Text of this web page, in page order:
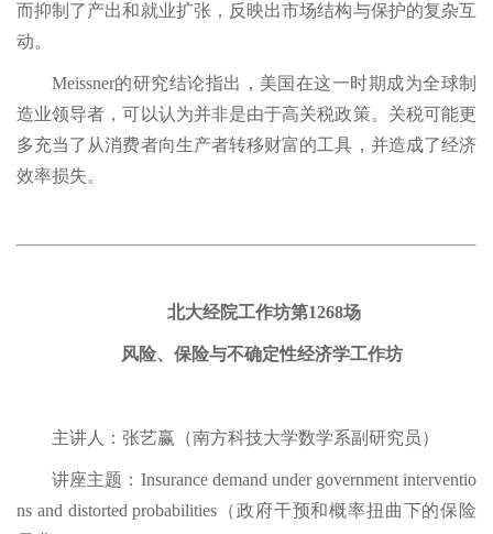
而抑制了产出和就业扩张，反映出市场结构与保护的复杂互
动。
Meissner的研究结论指出，美国在这一时期成为全球制
造业领导者，可以认为并非是由于高关税政策。关税可能更
多充当了从消费者向生产者转移财富的工具，并造成了经济
效率损失。
北大经院工作坊第1268场
风险、保险与不确定性经济学工作坊
主讲人：张艺赢（南方科技大学数学系副研究员）
讲座主题：Insurance demand under government interventio
ns and distorted probabilities（政府干预和概率扭曲下的保险